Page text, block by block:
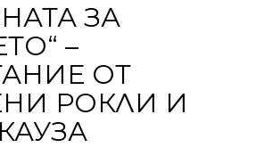
ЗА
–
ОТ
РОКЛИ И